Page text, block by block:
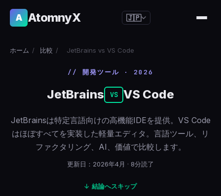
A AtomnyX 🇯🇵
🇪🇸Español
🇧🇷Português
🇫🇷Français
🇯🇵 日本語
🇷🇺Русский
🇨🇳简体中文
Italiano
ホーム / 比較 / JetBrains vs VS Code
// 開発ツール · 2026
JetBrains VS VS Code
JetBrainsは特定言語向けの高機能IDEを提供。VS Code
はほぼすべてを実装した軽量エディタ。言語ツール、リ
ファクタリング、AI、価値で比較します。
更新日：2026年4月 · 8分読了
↓ 結論へスキップ